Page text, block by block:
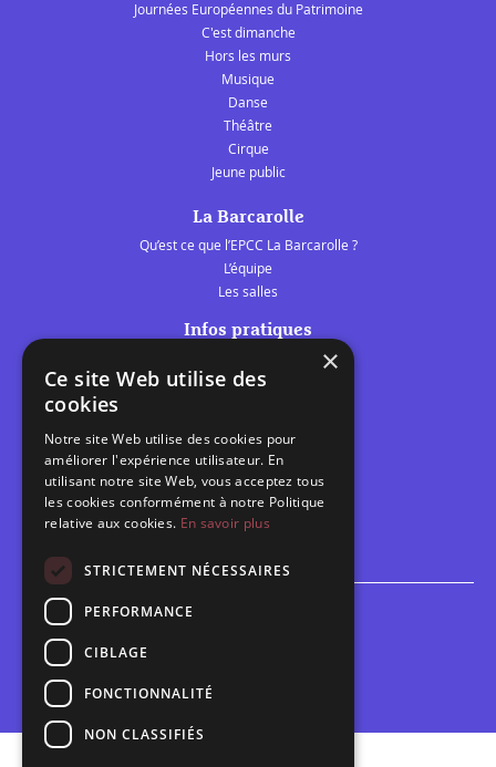
Journées Européennes du Patrimoine
C'est dimanche
Hors les murs
Musique
Danse
Théâtre
Cirque
Jeune public
La Barcarolle
Qu’est ce que l’EPCC La Barcarolle ?
L’équipe
Les salles
Infos pratiques
Les belles scènes audomaroises
Calendrier
Programme des spectacles
Brèves
Espace scolaire
×
Ce site Web utilise des
cookies
Notre site Web utilise des cookies pour
améliorer l'expérience utilisateur. En
utilisant notre site Web, vous acceptez tous
les cookies conformément à notre Politique
relative aux cookies. En savoir plus
STRICTEMENT NÉCESSAIRES
PERFORMANCE
CIBLAGE
FONCTIONNALITÉ
NON CLASSIFIÉS